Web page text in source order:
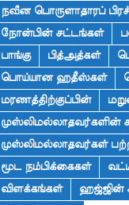
நவீன பொருளாதாரப்
நோன்பின் சட்டங்கள்
பாங்கு
பித்அத்கள்
பொய்யான ஹதீஸ்கள்
மரணத்திற்குப்பின்
முஸ்லிமல்லாதவர்களின்
முஸ்லிமல்லாதவர்கள்
மூட நம்பிக்கைகள்
விளக்கங்கள்
ஹஜ்ஜின்